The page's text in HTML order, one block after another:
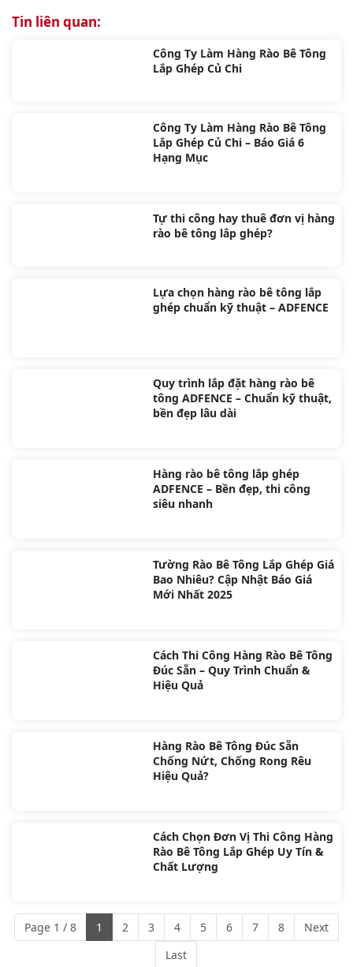
Tin liên quan:
Công Ty Làm Hàng Rào Bê Tông
Lắp Ghép Củ Chi
Công Ty Làm Hàng Rào Bê Tông
Lắp Ghép Củ Chi – Báo Giá 6
Hạng Mục
Tự thi công hay thuê đơn vị hàng
rào bê tông lắp ghép?
Lựa chọn hàng rào bê tông lắp
ghép chuẩn kỹ thuật – ADFENCE
Quy trình lắp đặt hàng rào bê
tông ADFENCE – Chuẩn kỹ thuật,
bền đẹp lâu dài
Hàng rào bê tông lắp ghép
ADFENCE – Bền đẹp, thi công
siêu nhanh
Tường Rào Bê Tông Lắp Ghép Giá
Bao Nhiêu? Cập Nhật Báo Giá
Mới Nhất 2025
Cách Thi Công Hàng Rào Bê Tông
Đúc Sẵn – Quy Trình Chuẩn &
Hiệu Quả
Hàng Rào Bê Tông Đúc Sẵn
Chống Nứt, Chống Rong Rêu
Hiệu Quả?
Cách Chọn Đơn Vị Thi Công Hàng
Rào Bê Tông Lắp Ghép Uy Tín &
Chất Lượng
Page 1 / 8 1 2 3 4 5 6 7 8
Next
Last